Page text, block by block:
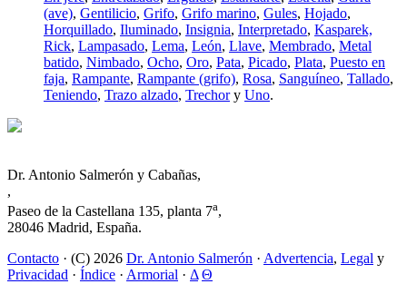
(ave), Gentilicio, Grifo, Grifo marino, Gules, Hojado,
Horquillado, Iluminado, Insignia, Interpretado, Kasparek,
Rick, Lampasado, Lema, León, Llave, Membrado, Metal
batido, Nimbado, Ocho, Oro, Pata, Picado, Plata, Puesto en
faja, Rampante, Rampante (grifo), Rosa, Sanguíneo, Tallado,
Teniendo, Trazo alzado, Trechory Uno.
Dr. Antonio Salmerón y Cabañas,
,
Paseo de la Castellana 135, planta 7a,
28046 Madrid, España.
Contacto · (C) 2026 Dr. Antonio Salmerón · Advertencia, Legal y
Privacidad · Índice · Armorial · Δ Θ